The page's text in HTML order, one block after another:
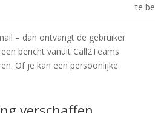
te
– dan ontvangt de gebruiker
bericht vanuit Call2Teams
Of je kan een persoonlijke